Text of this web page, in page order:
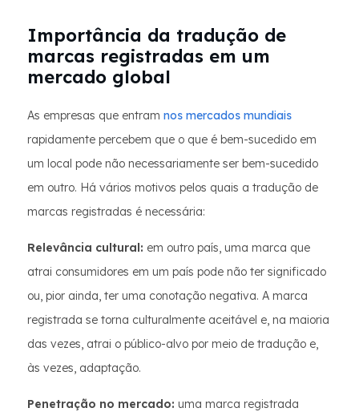
Importância da tradução de
marcas registradas em um
mercado global
As empresas que entram nos mercados mundiais
rapidamente percebem que o que é bem-sucedido em
um local pode não necessariamente ser bem-sucedido
em outro. Há vários motivos pelos quais a tradução de
marcas registradas é necessária:
Relevância cultural: em outro país, uma marca que
atrai consumidores em um país pode não ter significado
ou, pior ainda, ter uma conotação negativa. A marca
registrada se torna culturalmente aceitável e, na maioria
das vezes, atrai o público-alvo por meio de tradução e,
às vezes, adaptação.
Penetração no mercado: uma marca registrada